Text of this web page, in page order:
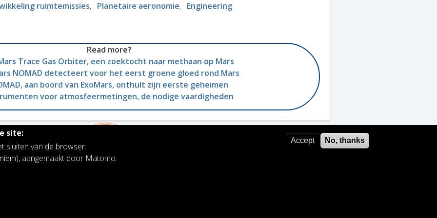
ruimtemissies
Planetaire aeronomie Engineering
Read more?
Trace Gas Orbiter, een zoektocht naar methaan op Mars
NOMAD detecteert voor het eerst groene gloed rond Mars
aan boord van ExoMars, onthult zijn eerste geheimen
voor atmosfeermetingen, de nodige vaardigheden
site:
sluiten van de browser.
aangemaakt door Matomo.
Accept No, thanks